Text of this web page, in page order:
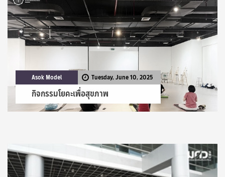
Asok Model Tuesday, June 10, 2025
กิจกรรมโยคะเพื่อสุขภาพ